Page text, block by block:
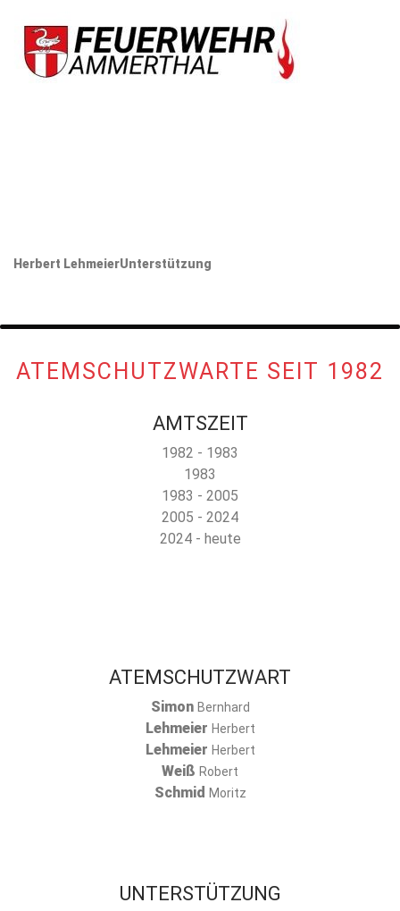
Herbert LehmeierUnterstützung
ATEMSCHUTZWARTE SEIT 1982
AMTSZEIT
1982 - 1983
1983
1983 - 2005
2005 - 2024
2024 - heute
ATEMSCHUTZWART
Simon Bernhard
Lehmeier Herbert
Lehmeier Herbert
Weiß Robert
Schmid Moritz
UNTERSTÜTZUNG